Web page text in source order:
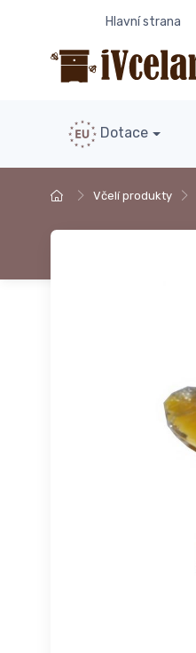
Hlavní strana
Dotace
Včelí produkty